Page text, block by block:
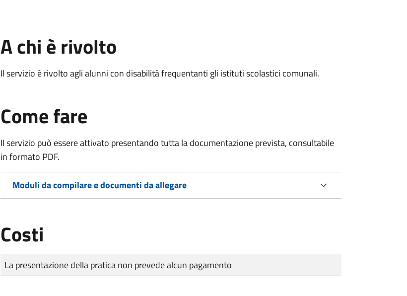
A chi è rivolto
Il servizio è rivolto agli alunni con disabilità frequentanti gli istituti scolastici comunali.
Come fare
Il servizio può essere attivato presentando tutta la documentazione prevista, consultabile
in formato PDF.
Moduli da compilare e documenti da allegare
Costi
Tipo di pagamento
Importo
La presentazione della pratica non prevede alcun pagamento